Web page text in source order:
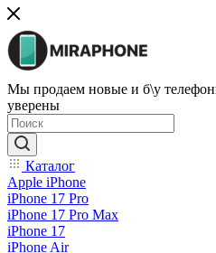
Мы продаем новые и б\у
уверены
Каталог
Apple iPhone
iPhone 17 Pro
iPhone 17 Pro Max
iPhone 17
iPhone Air